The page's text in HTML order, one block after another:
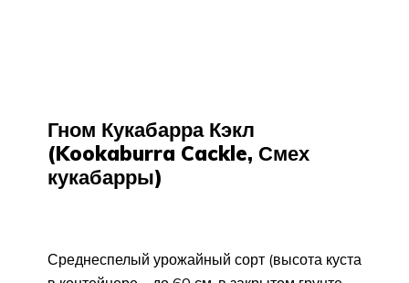
Гном Кукабарра Кэкл
(Kookaburra Cackle, Смех
кукабарры)
Среднеспелый урожайный сорт (высота куста